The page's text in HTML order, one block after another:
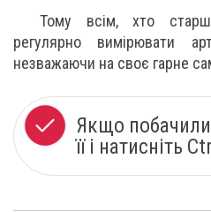
Тому всім, хто
регулярно вимірювати
незважаючи на своє гарне
Якщо побачили
її і натисніть